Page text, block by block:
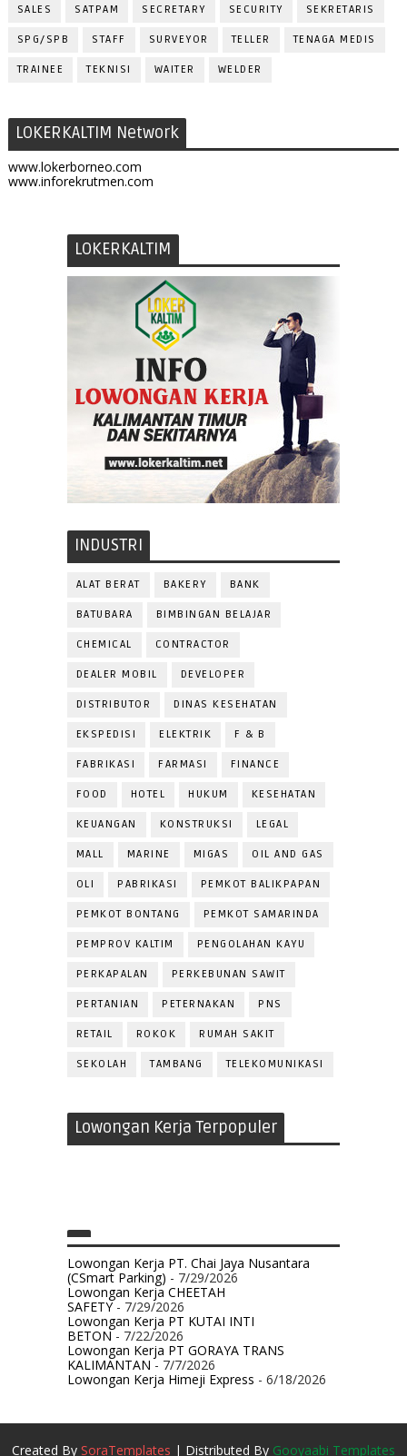
SALES SATPAM SECRETARY SECURITY SEKRETARIS
SPG/SPB STAFF SURVEYOR TELLER TENAGA MEDIS
TRAINEE TEKNISI WAITER WELDER
LOKERKALTIM Network
www.lokerborneo.com
www.inforekrutmen.com
LOKERKALTIM
INDUSTRI
ALAT BERAT BAKERY BANK
BATUBARA BIMBINGAN BELAJAR
CHEMICAL CONTRACTOR
DEALER MOBIL DEVELOPER
DISTRIBUTOR DINAS KESEHATAN
EKSPEDISI ELEKTRIK F & B
FABRIKASI FARMASI FINANCE
FOOD HOTEL HUKUM KESEHATAN
KEUANGAN KONSTRUKSI LEGAL
MALL MARINE MIGAS OIL AND GAS
OLI PABRIKASI PEMKOT BALIKPAPAN
PEMKOT BONTANG PEMKOT SAMARINDA
PEMPROV KALTIM PENGOLAHAN KAYU
PERKAPALAN PERKEBUNAN SAWIT
PERTANIAN PETERNAKAN PNS
RETAIL ROKOK RUMAH SAKIT
SEKOLAH TAMBANG TELEKOMUNIKASI
Lowongan Kerja Terpopuler
Lowongan Kerja PT. Chai Jaya Nusantara
(CSmart Parking) - 7/29/2026
Lowongan Kerja CHEETAH
SAFETY- 7/29/2026
Lowongan Kerja PT KUTAI INTI
BETON- 7/22/2026
Lowongan Kerja PT GORAYA TRANS
KALIMANTAN- 7/7/2026
Lowongan Kerja Himeji Express - 6/18/2026
Created By SoraTemplates | Distributed By Gooyaabi Templates